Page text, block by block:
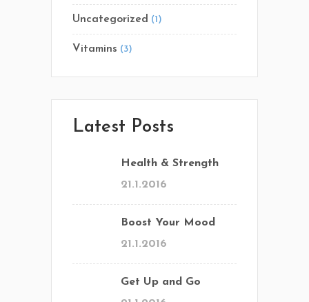
Uncategorized (1)
Vitamins (3)
Latest Posts
Health & Strength
21.1.2016
Boost Your Mood
21.1.2016
Get Up and Go